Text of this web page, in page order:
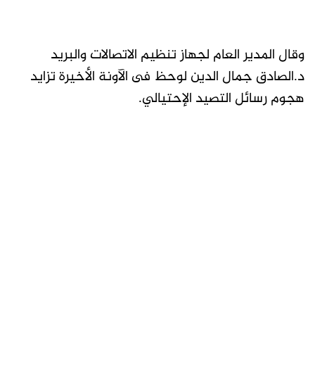
وقال المدير العام لجهاز تنظيم الاتصالات والبريد
د.الصادق جمال الدين لوحظ فى الآونة الأخيرة تزايد
هجوم رسائل التصيد الإحتيالي.